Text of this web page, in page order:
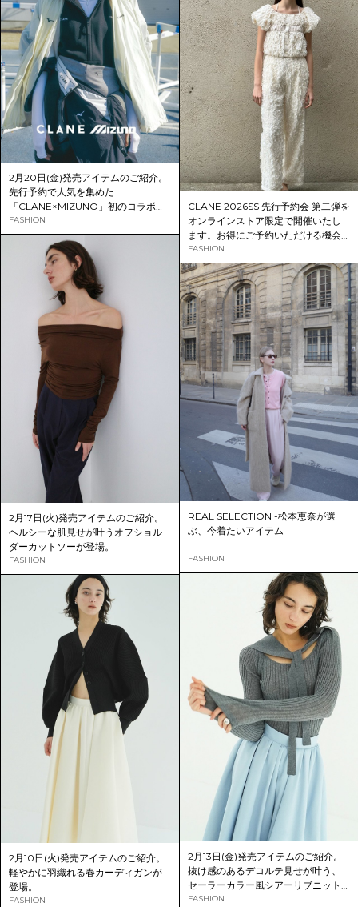
2月20日(金)発売アイテムのご紹介。
先行予約で人気を集めた
「CLANE×MIZUNO」初のコラボレ
ーションアイテムが遂に登場。
FASHION
CLANE 2026SS 先行予約会 第二弾を
オンラインストア限定で開催いたし
ます。お得にご予約いただける機会
をお見逃しなく。
FASHION
2月17日(火)発売アイテムのご紹介。
ヘルシーな肌見せが叶うオフショル
ダーカットソーが登場。
FASHION
REAL SELECTION -松本恵奈が選
ぶ、今着たいアイテム
FASHION
2月13日(金)発売アイテムのご紹介。
抜け感のあるデコルテ見せが叶う、
セーラーカラー風シアーリブニット
トップスが登場。
FASHION
2月10日(火)発売アイテムのご紹介。
軽やかに羽織れる春カーディガンが
登場。
FASHION